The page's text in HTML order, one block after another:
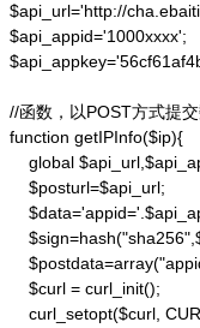
$api_url='http://
$api_appid='1000xxxx';
//函数，以POST方式提
function getIPInfo($ip){
global
    $posturl=$api_url;
    $curl = curl_init();
curl_setopt($curl,